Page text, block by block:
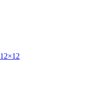
12×12